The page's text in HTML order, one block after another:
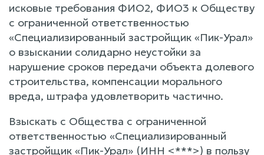
исковые требования ФИО2, ФИО3 к Обществу
с ограниченной ответственностью
«Специализированный застройщик «Пик-Урал»
о взыскании солидарно неустойки за
нарушение сроков передачи объекта долевого
строительства, компенсации морального
вреда, штрафа удовлетворить частично.
Взыскать с Общества с ограниченной
ответственностью «Специализированный
застройщик «Пик-Урал» (ИНН <***>) в пользу